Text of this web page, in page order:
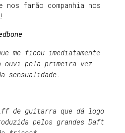
nos farão companhia nos
me ficou imediatamente
ouvi pela primeira vez.
sensualidade.
de guitarra que dá logo
pelos grandes Daft